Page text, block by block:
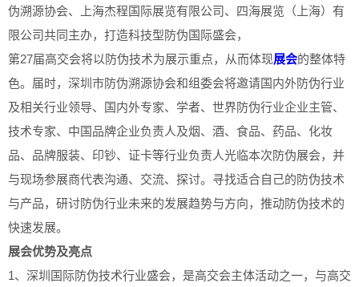
伪溯源协会、上海杰程国际展览有限公司、四海展览（上海）有
限公司共同主办，打造科技型防伪国际盛会，
第27届高交会将以防伪技术为展示重点，从而体现展会的整体特
色。届时，深圳市防伪溯源协会和组委会将邀请国内外防伪行业
及相关行业领导、国内外专家、学者、世界防伪行业企业主管、
技术专家、中国品牌企业负责人及烟、酒、食品、药品、化妆
品、品牌服装、印钞、证卡等行业负责人光临本次防伪展会，并
与现场参展商代表沟通、交流、探讨。寻找适合自己的防伪技术
与产品，研讨防伪行业未来的发展趋势与方向，推动防伪技术的
快速发展。
展会优势及亮点
1、深圳国际防伪技术行业盛会，是高交会主体活动之一，与高交